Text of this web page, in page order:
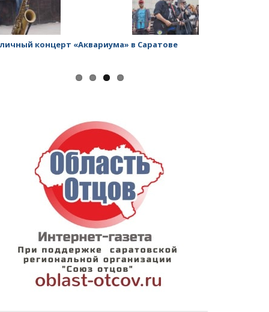
концерт «Аквариума» в Саратове